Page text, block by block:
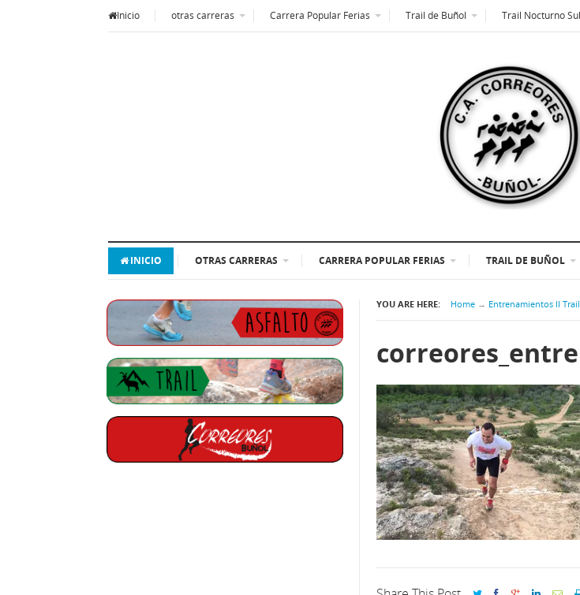
Inicio otras carreras Carrera Popular Ferias Trail de Buñol Trail Nocturno
INICIO OTRAS CARRERAS CARRERA POPULAR FERIAS TRAIL DE BUÑOL
YOU ARE HERE: Home → Entrenamientos II